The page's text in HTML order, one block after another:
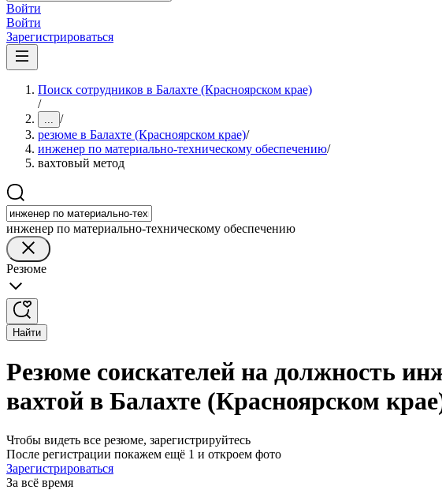
Войти
Войти
Зарегистрироваться
Поиск сотрудников в Балахте (Красноярском крае)
/
... /
резюме в Балахте (Красноярском крае)/
инженер по материально-техническому обеспечению/
вахтовый метод
инженер по материально-техническому обеспечению
Резюме
Найти
Резюме соискателей на должность
вахтой в Балахте (Красноярском
Чтобы видеть все резюме, зарегистрируйтесь
После регистрации покажем ещё 1 и откроем фото
Зарегистрироваться
За всё время